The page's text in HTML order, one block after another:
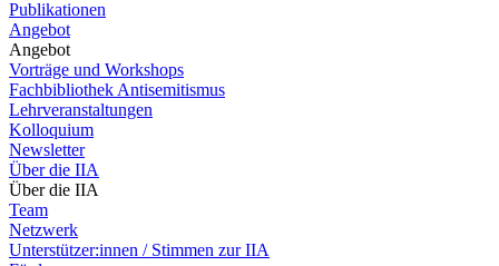
Publikationen
Angebot
Angebot
Vorträge und Workshops
Fachbibliothek Antisemitismus
Lehrveranstaltungen
Kolloquium
Newsletter
Über die IIA
Über die IIA
Team
Netzwerk
Unterstützer:innen / Stimmen zur IIA